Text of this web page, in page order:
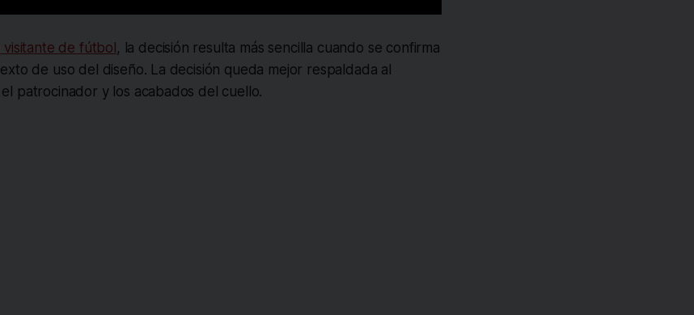
visitante de fútbol, la decisión resulta más sencilla cuando se confirma
de uso del diseño. La decisión queda mejor respaldada al
patrocinador y los acabados del cuello.